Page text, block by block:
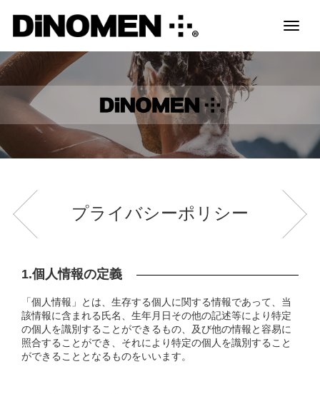
Toggle
プライバシーポリシー
1.個人情報の定義
「個人情報」とは、生存する個人に関する情報であって、当
該情報に含まれる氏名、生年月日その他の記述等により特定
の個人を識別することができるもの、及び他の情報と容易に
照合することができ、それにより特定の個人を識別すること
ができることとなるものをいいます。